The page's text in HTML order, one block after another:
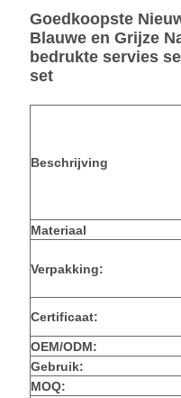
Goedkoopste
Blauwe en Grijze
bedrukte servies
set
Beschrijving
Materiaal
Verpakking:
Certificaat:
OEM/ODM:
Gebruik:
MOQ: